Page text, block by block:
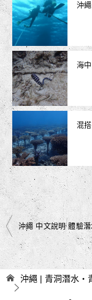
沖
海
混
文
章
導
覽 沖繩 | 青洞潛水・